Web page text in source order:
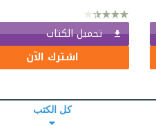
تحميل الكتاب
اشترك الآن
كل الكتب